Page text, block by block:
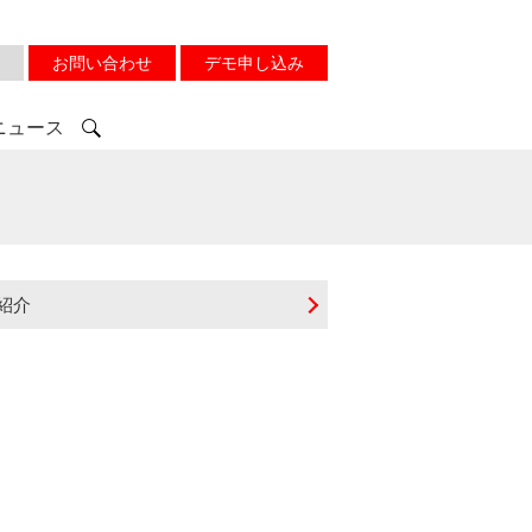
お問い合わせ デモ申し込み
ュース
介